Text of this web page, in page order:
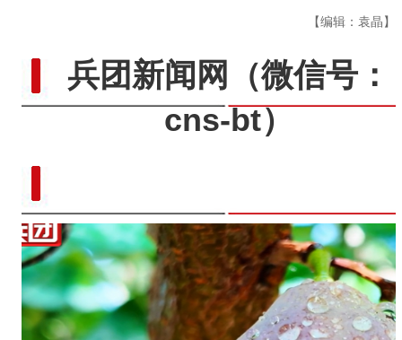
【编辑：袁晶】
兵团新闻网
（微信号：
cns-bt）